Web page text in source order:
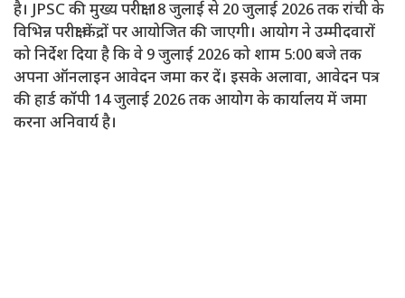
है। JPSC की मुख्य परीक्षा 18 जुलाई से 20 जुलाई 2026 तक रांची के
विभिन्न परीक्षा केंद्रों पर आयोजित की जाएगी। आयोग ने उम्मीदवारों
को निर्देश दिया है कि वे 9 जुलाई 2026 को शाम 5:00 बजे तक
अपना ऑनलाइन आवेदन जमा कर दें। इसके अलावा, आवेदन पत्र
की हार्ड कॉपी 14 जुलाई 2026 तक आयोग के कार्यालय में जमा
करना अनिवार्य है।